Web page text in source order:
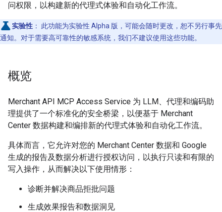
问权限，以构建新的代理式体验和自动化工作流。
实验性 ：
此功能为实验性 Alpha 版，可能会随时更改，恕不另行事先
通知。对于需要高可靠性的敏感系统，我们不建议使用这些功能。
概览
Merchant API MCP Access Service 为 LLM、代理和编码助
理提供了一个标准化的安全桥梁，以便基于 Merchant
Center 数据构建和编排新的代理式体验和自动化工作流。
具体而言，它允许对您的 Merchant Center 数据和 Google
生成的报告及数据分析进行授权访问，以执行只读和有限的
写入操作，从而解决以下使用情形：
诊断并解决商品拒批问题
生成效果报告和数据洞见